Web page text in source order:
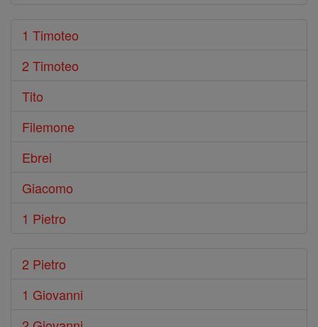
1 Timoteo
2 Timoteo
Tito
Filemone
Ebrei
Giacomo
1 Pietro
2 Pietro
1 Giovanni